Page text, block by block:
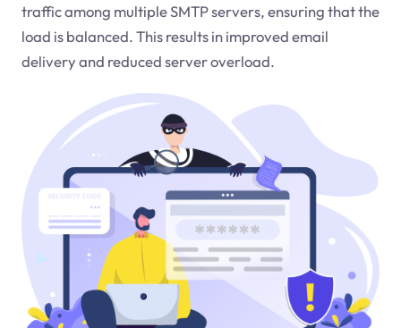
traffic among multiple SMTP servers, ensuring that the
load is balanced. This results in improved email
delivery and reduced server overload.